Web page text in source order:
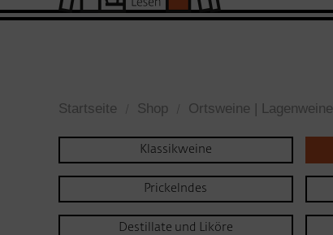
Startseite Shop Ortsweine | Lagenweine
Klassikweine
Prickelndes
Destillate und Liköre